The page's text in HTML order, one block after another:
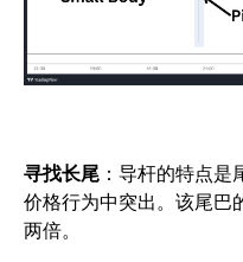
寻找长尾 ：导杆的特点
价格行为中突出。该尾巴
两倍。